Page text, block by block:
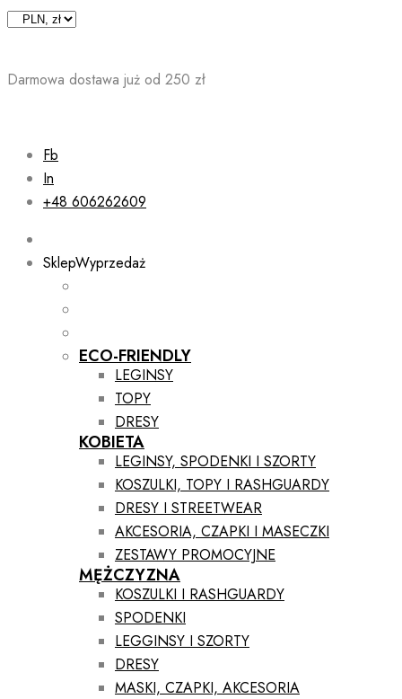
Skip
Darmowa dostawa już od 250 zł
Fb
In
+48 606262609
SklepWyprzedaż
ECO-FRIENDLY
LEGINSY
TOPY
DRESY
KOBIETA
LEGINSY, SPODENKI I SZORTY
KOSZULKI, TOPY I RASHGUARDY
DRESY I STREETWEAR
AKCESORIA, CZAPKI I MASECZKI
ZESTAWY PROMOCYJNE
MĘŻCZYZNA
KOSZULKI I RASHGUARDY
SPODENKI
LEGGINSY I SZORTY
DRESY
MASKI, CZAPKI, AKCESORIA